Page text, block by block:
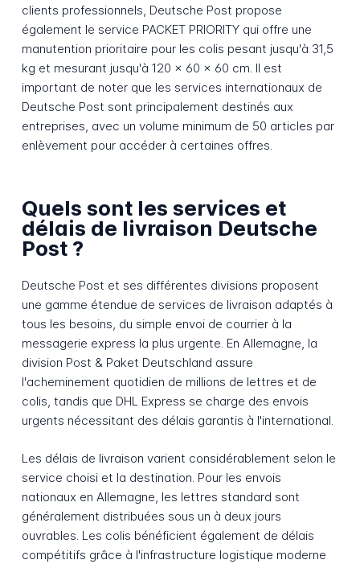
clients professionnels, Deutsche Post propose
également le service PACKET PRIORITY qui offre une
manutention prioritaire pour les colis pesant jusqu'à 31,5
kg et mesurant jusqu'à 120 x 60 x 60 cm. Il est
important de noter que les services internationaux de
Deutsche Post sont principalement destinés aux
entreprises, avec un volume minimum de 50 articles par
enlèvement pour accéder à certaines offres.
Quels sont les services et
délais de livraison Deutsche
Post ?
Deutsche Post et ses différentes divisions proposent
une gamme étendue de services de livraison adaptés à
tous les besoins, du simple envoi de courrier à la
messagerie express la plus urgente. En Allemagne, la
division Post & Paket Deutschland assure
l'acheminement quotidien de millions de lettres et de
colis, tandis que DHL Express se charge des envois
urgents nécessitant des délais garantis à l'international.
Les délais de livraison varient considérablement selon le
service choisi et la destination. Pour les envois
nationaux en Allemagne, les lettres standard sont
généralement distribuées sous un à deux jours
ouvrables. Les colis bénéficient également de délais
compétitifs grâce à l'infrastructure logistique moderne